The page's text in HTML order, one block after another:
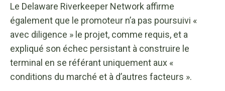
Le Delaware Riverkeeper Network affirme
également que le promoteur n’a pas poursuivi «
avec diligence » le projet, comme requis, et a
expliqué son échec persistant à construire le
terminal en se référant uniquement aux «
conditions du marché et à d’autres facteurs ».